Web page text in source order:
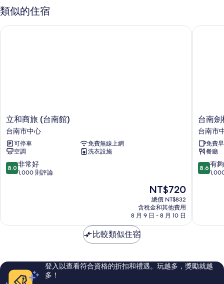
所
有
相
人
房
詳
類似的住宿
立
和
商
旅
(台
南
館)
立和商旅 (台南館)
台南市中心
可停車
免費無線上網
空調
洗衣設施
8.0
分，
常
評
論
8.0 非常好
1,000 則評論
現
在
價
格
為
NT$720
總價 NT$832
含稅金和其他費用
8 月 9 日 - 8 月 10 日
立和商旅 (台南館)
台
南
劍
橋
大
飯
店
台南
台南市
免費
餐廳
8.6
分，
夠
評
論
8.6 有
台南劍
比較類似住宿
登入以查看符合資格的折扣和禮遇。玩越多，獎勵就越
多！